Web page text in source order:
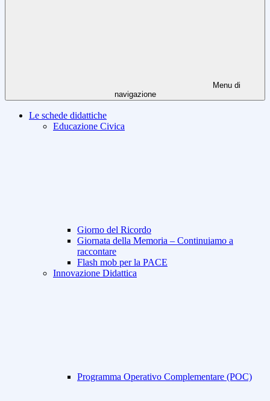
Menu di
navigazione
Le schede didattiche
Educazione Civica
Giorno del Ricordo
Giornata della Memoria – Continuiamo a
raccontare
Flash mob per la PACE
Innovazione Didattica
Programma Operativo Complementare (POC)